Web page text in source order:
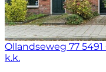
Ollandseweg 77
k.k.